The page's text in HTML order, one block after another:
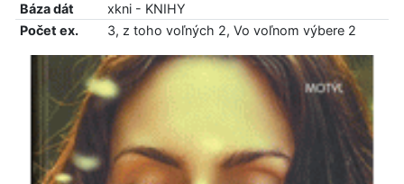
Báza dát
xkni - KNIHY
Počet ex.
3, z toho voľných 2, Vo voľnom výbere 2